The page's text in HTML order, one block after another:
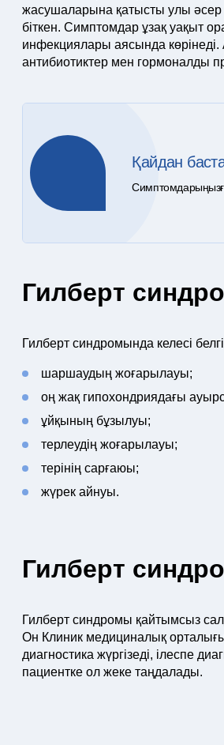
жасушаларына қатысты улы әсер
біткен. Симптомдар ұзақ уақыт
инфекциялары аясында көрінеді.
антибиотиктер мен гормоналды
Қайдан
Гилберт
Гилберт синдромында келесі
шаршаудың жоғарылауы;
оң жақ гипохондриядағы
ұйқының бұзылуы;
терлеудің жоғарылауы;
терінің сарғаюы;
жүрек айнуы.
Гилберт
Гилберт синдромы қайтымсыз
Он Клиник медициналық
диагностика жүргізеді, ілеспе
пациентке ол жеке таңдалады.